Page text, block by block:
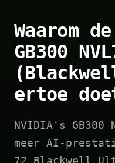
Waarom
GB300
ertoe
NVIDIA's
meer AI-
72 Blackwell